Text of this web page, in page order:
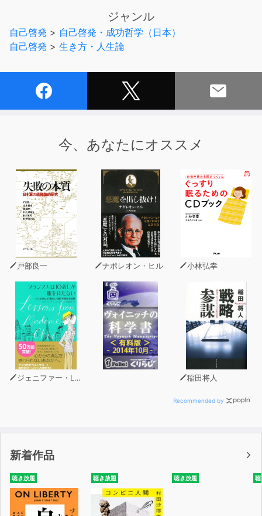
本書は、12年連続で長者番付に10位内にランクインを果
たした「銀座まるかん」の創業者、斎藤ひとりさんの「人
「お金は神さまからのご褒美」という商人の心構えから
学が凝縮されています。
短いからこそ心に届く、すぐ理解できる。そんな金言集で
す。
あなたの人生の教科書作りに役立てて下さい。
きっと、あなたにすべての良きことがなだれのごとく起こ
るでしょう。
ジャンル
自己啓発 > 自己啓発・成功哲学（日本）
自己啓発 > 生き方・人生論
今、あなたにオススメ
戸部良一 ナポレオン・ヒル 小林弘幸
ジェニファー・L・スコット 稲田将人
Recommended by
新着作品
聴き放題 聴き放題 聴き放題 聴